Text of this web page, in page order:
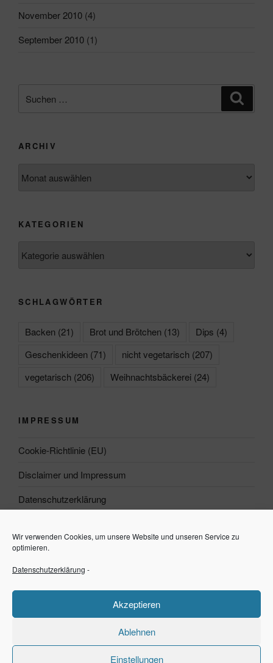
Wir verwenden Cookies, um unsere Website und unseren Service zu
optimieren.
Datenschutzerklärung -
Akzeptieren
Ablehnen
Einstellungen
November 2010 (4)
September 2010 (1)
nach:
ARCHIV
KATEGORIEN
SCHLAGWÖRTER
Backen (21) Brot und Brötchen (13) Dips (4)
Geschenkideen (71) nicht vegetarisch (207)
vegetarisch (206) Weihnachtsbäckerei (24)
IMPRESSUM
Cookie-Richtlinie (EU)
Disclaimer und Impressum
Datenschutzerklärung
Suchen
Stolz präsentiert von WordPress